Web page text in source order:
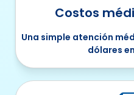
Costos
Una simple atención
dólares